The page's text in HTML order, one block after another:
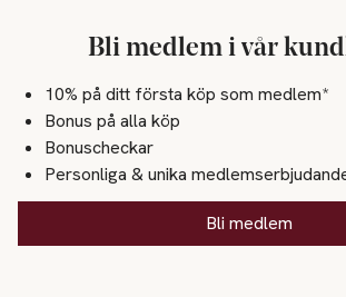
Bli medlem i vår
10% på ditt första köp som medlem*
Bonus på alla köp
Bonuscheckar
Personliga & unika
Bli medlem